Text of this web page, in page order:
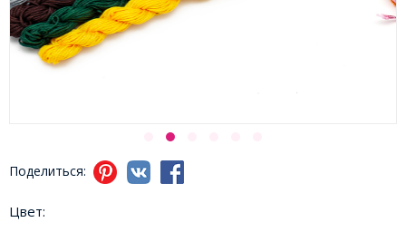
Поделиться:
Цвет: